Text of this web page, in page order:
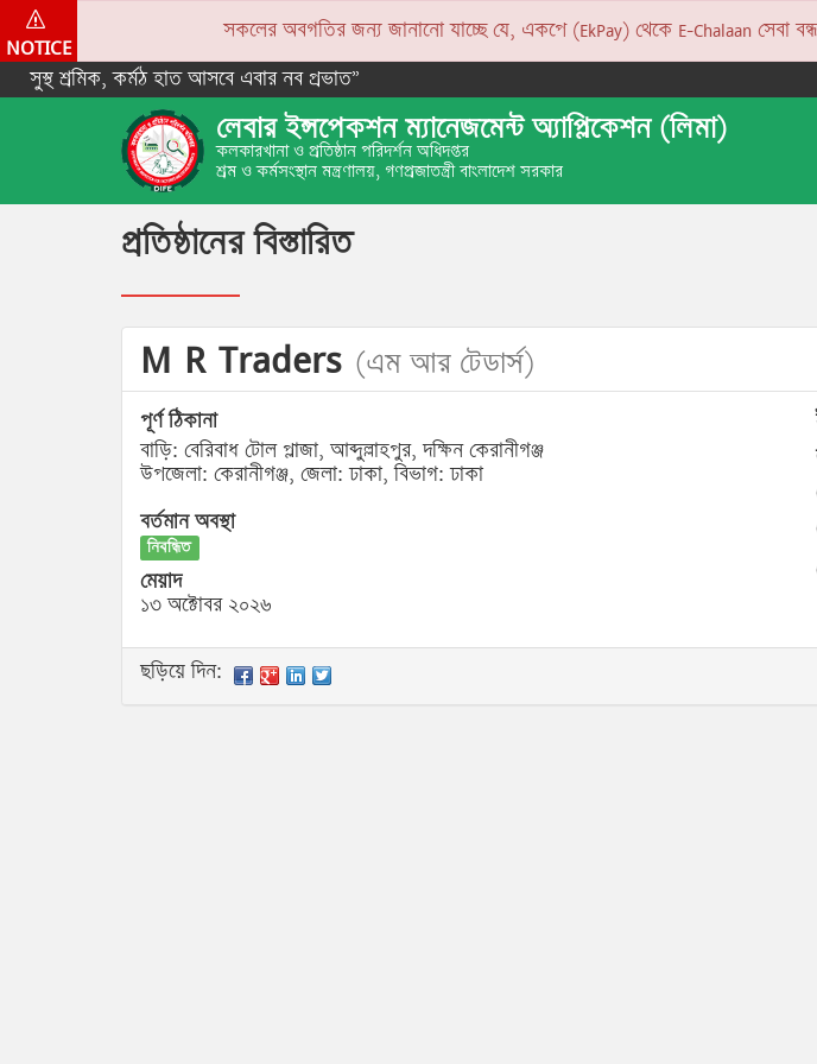
NOTICE
সকলের অবগতির জন্য জানানো যাচ্ছে যে, একপে (EkPay) থেকে E-Chalaan সেবা বন্ধ
সুস্থ শ্রমিক, কর্মঠ হাত আসবে এবার নব প্রভাত”
লেবার ইন্সপেকশন ম্যানেজমেন্ট অ্যাপ্লিকেশন (লিমা)
কলকারখানা ও প্রতিষ্ঠান পরিদর্শন অধিদপ্তর
শ্রম ও কর্মসংস্থান মন্ত্রণালয়, গণপ্রজাতন্ত্রী বাংলাদেশ সরকার
প্রতিষ্ঠানের বিস্তারিত
M R Traders (এম আর টেডার্স)
পূর্ণ ঠিকানা
বাড়ি: বেরিবাধ টোল প্লাজা, আব্দুল্লাহপুর, দক্ষিন কেরানীগঞ্জ
উপজেলা: কেরানীগঞ্জ, জেলা: ঢাকা, বিভাগ: ঢাকা
বর্তমান অবস্থা
নিবন্ধিত
মেয়াদ
১৩ অক্টোবর ২০২৬
ছড়িয়ে দিন: